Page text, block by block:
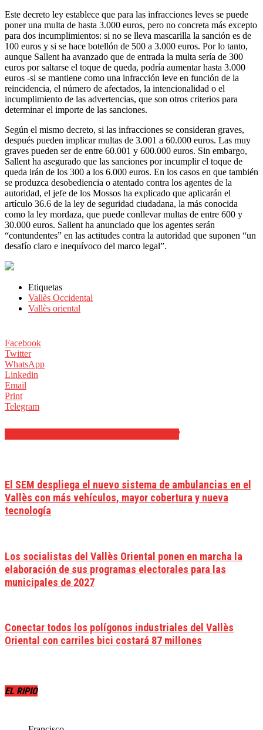
Este decreto ley establece que para las infracciones leves se puede
poner una multa de hasta 3.000 euros, pero no concreta más excepto
para dos incumplimientos: si no se lleva mascarilla la sanción es de
100 euros y si se hace botellón de 500 a 3.000 euros. Por lo tanto,
aunque Sallent ha avanzado que de entrada la multa sería de 300
euros por saltarse el toque de queda, podría aumentar hasta 3.000
euros -si se mantiene como una infracción leve en función de la
reincidencia, el número de afectados, la intencionalidad o el
incumplimiento de las advertencias, que son otros criterios para
determinar el importe de las sanciones.
Según el mismo decreto, si las infracciones se consideran graves,
después pueden implicar multas de 3.001 a 60.000 euros. Las muy
graves pueden ser de entre 60.001 y 600.000 euros. Sin embargo,
Sallent ha asegurado que las sanciones por incumplir el toque de
queda irán de los 300 a los 6.000 euros. En los casos en que también
se produzca desobediencia o atentado contra los agentes de la
autoridad, el jefe de los Mossos ha explicado que aplicarán el
artículo 36.6 de la ley de seguridad ciudadana, la más conocida
como la ley mordaza, que puede conllevar multas de entre 600 y
30.000 euros. Sallent ha anunciado que los agentes serán
“contundentes” en las actitudes contra la autoridad que suponen “un
desafío claro e inequívoco del marco legal”.
Etiquetas
Vallès Occidental
Vallès oriental
Facebook
Twitter
WhatsApp
Linkedin
Email
Print
Telegram
El SEM despliega el nuevo sistema de ambulancias en el
Vallès con más vehículos, mayor cobertura y nueva
tecnología
Los socialistas del Vallès Oriental ponen en marcha la
elaboración de sus programas electorales para las
municipales de 2027
Conectar todos los polígonos industriales del Vallès
Oriental con carriles bici costará 87 millones
EL RIPIO